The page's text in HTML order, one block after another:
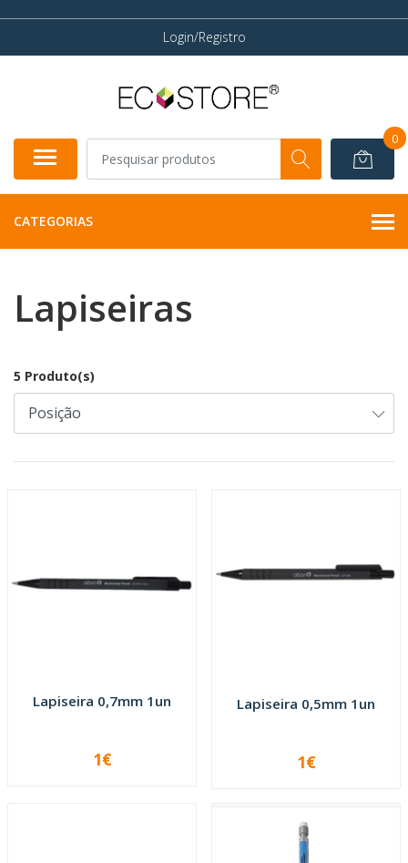
Login/Registro
0
CATEGORIAS
Lapiseiras
5 Produto(s)
Lapiseira 0,7mm 1un
+
1€
Lapiseira 0,5mm 1un
+
1€